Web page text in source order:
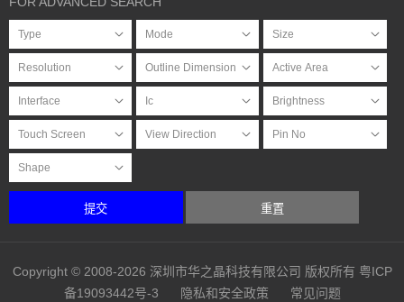
提交 重置
Copyright © 2008-2026 深圳市华之晶科技有限公司 版权所有 粤ICP
备19093442号-3
隐私和安全政策 常见问题